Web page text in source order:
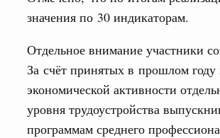
значения по 30 индикаторам.
Отдельное внимание участники
За счёт принятых в прошлом
экономической активности
уровня трудоустройства
программам среднего
5 августа 2026 года
Отрасль информационных технологий
дал поручения по
«Цифровая индустрия